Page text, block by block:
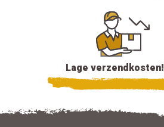
Lage verzendkosten!